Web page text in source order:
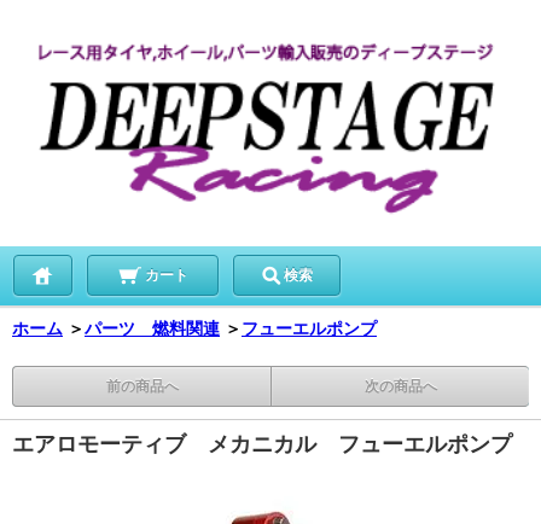
カート 検索
ホーム ＞パーツ 燃料関連 ＞ フューエルポンプ
前の商品へ 次の商品へ
エアロモーティブ メカニカル フューエルポンプ